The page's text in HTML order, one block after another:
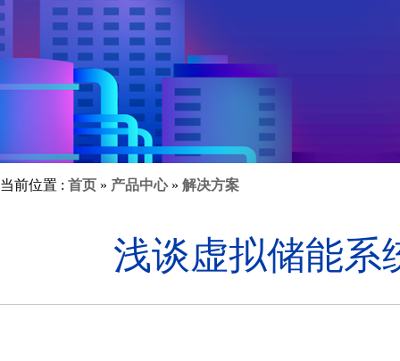
当前位置 : 首页 » 产品中心» 解决方案
浅谈虚拟储能系